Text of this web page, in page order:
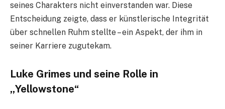
seines Charakters nicht einverstanden war. Diese
Entscheidung zeigte, dass er künstlerische Integrität
über schnellen Ruhm stellte – ein Aspekt, der ihm in
seiner Karriere zugutekam.
Luke Grimes und seine Rolle in
„Yellowstone“